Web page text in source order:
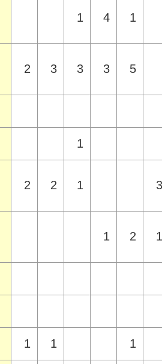
1 4 1
2 3 3 3 5
1
2 2 1 3
1 2 1
1 1 1